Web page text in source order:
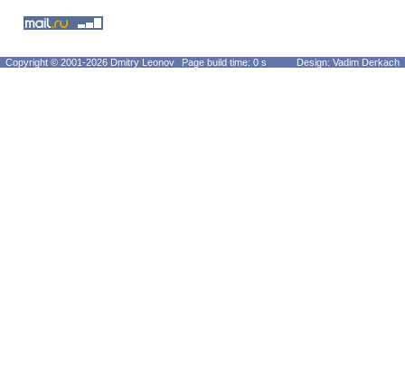
Copyright © 2001-2026 Dmitry Leonov Page build time: 0 s Design: Vadim Derkach